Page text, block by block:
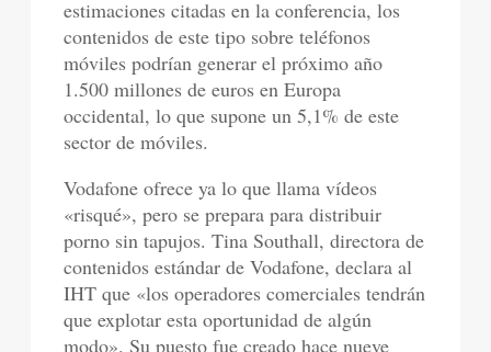
estimaciones citadas en la conferencia, los
contenidos de este tipo sobre teléfonos
móviles podrían generar el próximo año
1.500 millones de euros en Europa
occidental, lo que supone un 5,1% de este
sector de móviles.
Vodafone ofrece ya lo que llama vídeos
«risqué», pero se prepara para distribuir
porno sin tapujos. Tina Southall, directora de
contenidos estándar de Vodafone, declara al
IHT que «los operadores comerciales tendrán
que explotar esta oportunidad de algún
modo». Su puesto fue creado hace nueve